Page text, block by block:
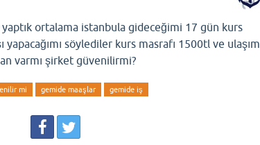
ortalama istanbula gideceğimi 17 gün kurs
yapacağımı söylediler kurs masrafı 1500tl ve ulaşım
varmı şirket güvenilirmi?
mi gemide maaşlar gemide iş